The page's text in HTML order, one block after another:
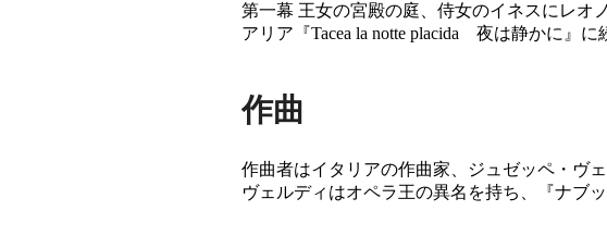
第一幕 王女の宮殿の庭、侍女のイネスにレオ
アリア『Tacea la notte placida 夜は静かに』に
作曲
作曲者はイタリアの作曲家、ジュゼッペ・ヴェ
ヴェルディはオペラ王の異名を持ち、『ナブ